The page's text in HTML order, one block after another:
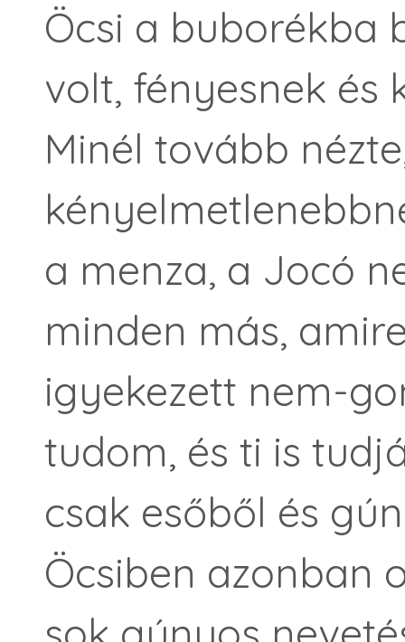
Öcsi a buborékba
volt, fényesnek és
Minél tovább
a menza, a Jocó
minden más,
igyekezett nem-
tudom, és ti is
csak esőből és
Öcsiben azonban